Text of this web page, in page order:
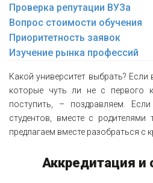
Проверка репутации ВУЗа
Вопрос стоимости обучения
Приоритетность заявок
Изучение рынка профессий
Какой университет выбрать? Если
которые чуть ли не с первого
поступить, – поздравляем.
студентов, вместе с родителями
предлагаем вместе разобраться с
Аккредитация и